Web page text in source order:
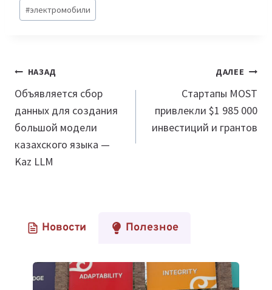
#электромобили
Навигация
по
записям
НАЗАД
Объявляется сбор
данных для создания
большой модели
казахского языка —
Kaz LLM
ДАЛЕЕ
Cтартапы MOST
привлекли $1 985 000
инвестиций и грантов
Новости Полезное